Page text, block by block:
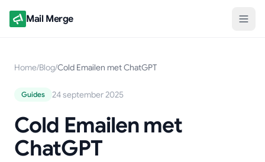
Mail Merge
Home/Blog/Cold Emailen met ChatGPT
Guides 24 september 2025
Cold Emailen met
ChatGPT